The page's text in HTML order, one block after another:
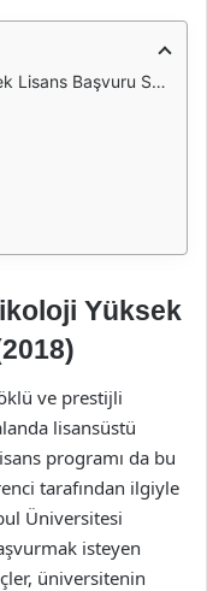
Başvuru Süreci (2018)
Yüksek
ve prestijli
lisansüstü
programı da bu
tarafından ilgiyle
Üniversitesi
isteyen
üniversitenin